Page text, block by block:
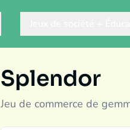
Splendor
Jeu de commerce de